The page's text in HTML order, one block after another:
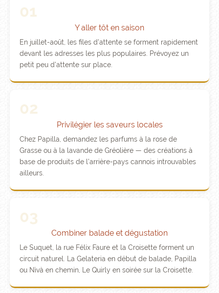
01
Y aller tôt en saison
En juillet-août, les files d'attente se forment rapidement
devant les adresses les plus populaires. Prévoyez un
petit peu d'attente sur place.
02
Privilégier les saveurs locales
Chez Papilla, demandez les parfums à la rose de
Grasse ou à la lavande de Gréolière — des créations à
base de produits de l'arrière-pays cannois introuvables
ailleurs.
03
Combiner balade et dégustation
Le Suquet, la rue Félix Faure et la Croisette forment un
circuit naturel. La Gelateria en début de balade, Papilla
ou Nìvà en chemin, Le Quirly en soirée sur la Croisette.